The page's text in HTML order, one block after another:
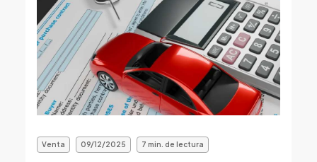
Venta 09/12/2025 7 min. de lectura